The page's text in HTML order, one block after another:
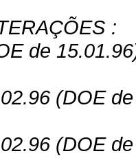
:
de
(DOE
(DOE